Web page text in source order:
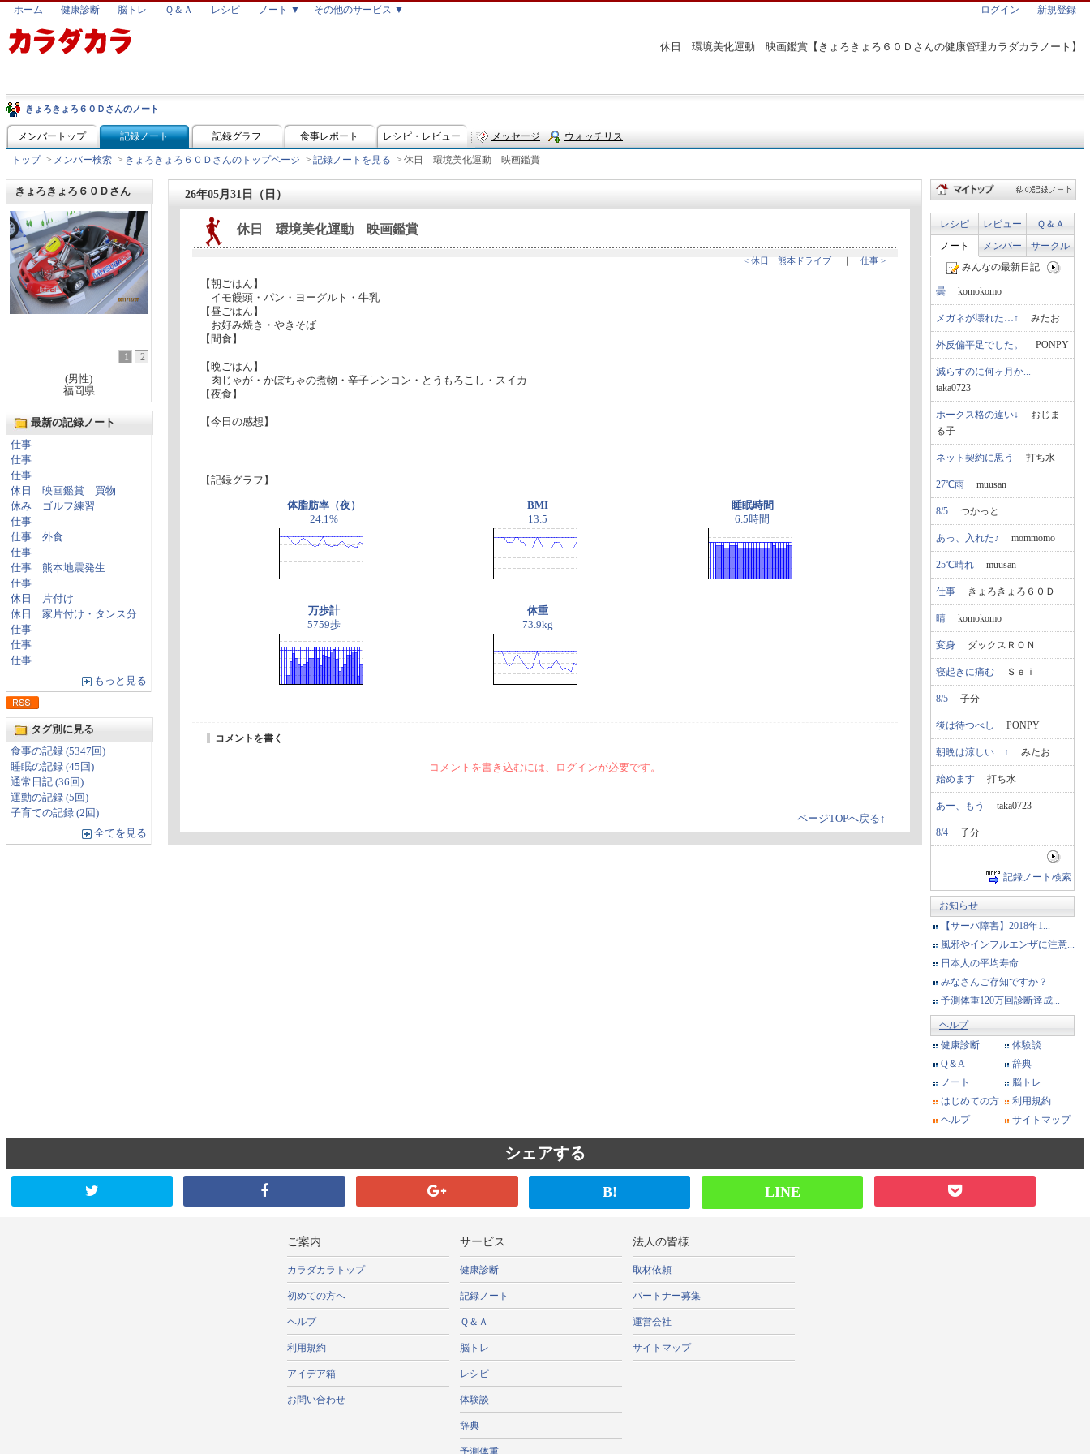
休日 環境美化運動 映画鑑賞【きょろきょろ６０Ｄさんの健康管理カラダカラノート】
ホーム 健康診断 脳トレ Ｑ＆Ａ レシピ ノート ▼ その他のサービス ▼ ログイン 新規登録
きょろきょろ６０Ｄさんのノート
メンバートップ 記録ノート 記録グラフ 食事レポート レシピ・レビュー メッセージ ウォッチリス
トップ > メンバー検索 > きょろきょろ６０Ｄさんのトップページ > 記録ノートを見る > 休日 環境美化運動 映画鑑賞
きょろきょろ６０Ｄさん
1
2
(男性)
福岡県
最新の記録ノート
仕事
仕事
仕事
休日 映画鑑賞 買物
休み ゴルフ練習
仕事
仕事 外食
仕事
仕事 熊本地震発生
仕事
休日 片付け
休日 家片付け・タンス分...
仕事
仕事
仕事
もっと見る
タグ別に見る
食事の記録 (5347回)
睡眠の記録 (45回)
通常日記 (36回)
運動の記録 (5回)
子育ての記録 (2回)
全てを見る
26年05月31日（日）
休日 環境美化運動 映画鑑賞
< 休日 熊本ドライブ｜ 仕事 >
【朝ごはん】
イモ饅頭・パン・ヨーグルト・牛乳
【昼ごはん】
お好み焼き・やきそば
【間食】
【晩ごはん】
肉じゃが・かぼちゃの煮物・辛子レンコン・とうもろこし・スイカ
【夜食】
【今日の感想】
【記録グラフ】
体脂肪率（夜）
24.1%
BMI
13.5
睡眠時間
6.5時間
万歩計
5759歩
体重
73.9kg
コメントを書く
コメントを書き込むには、ログインが必要です。
ページTOPへ戻る↑
レシピ レビュー
Ｑ＆Ａ
ノート
メンバー
サークル
みんなの最新日記
曇 komokomo
メガネが壊れた…↑ みたお
外反偏平足でした。 PONPY
減らすのに何ヶ月か...
taka0723
ホークス格の違い↓ おじま
る子
ネット契約に思う 打ち水
27℃雨 muusan
8/5 つかっと
あっ、入れた♪ mommomo
25℃晴れ muusan
仕事 きょろきょろ６０Ｄ
晴 komokomo
変身 ダックスＲＯＮ
寝起きに痛む Ｓｅｉ
8/5 子分
後は待つべし PONPY
朝晩は涼しい…↑ みたお
始めます 打ち水
あー、もう taka0723
8/4 子分
記録ノート検索
お知らせ
【サーバ障害】2018年1...
風邪やインフルエンザに注意...
日本人の平均寿命
みなさんご存知ですか？
予測体重120万回診断達成...
ヘルプ
健康診断
体験談
Q＆A
辞典
ノート
脳トレ
はじめての方
利用規約
ヘルプ
サイトマップ
シェアする
B! LINE
ご案内
カラダカラトップ
初めての方へ
ヘルプ
利用規約
アイデア箱
お問い合わせ
サービス
健康診断
記録ノート
Ｑ＆Ａ
脳トレ
レシピ
体験談
辞典
予測体重
法人の皆様
取材依頼
パートナー募集
運営会社
サイトマップ